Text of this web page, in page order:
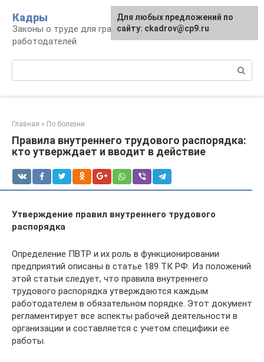
контенту
Кадры
Законы о труде для граждан и
работодателей
Главная » По болезни
Правила внутреннего трудового распорядка:
кто утверждает и вводит в действие
Утверждение правил внутреннего трудового
распорядка
Определение ПВТР и их роль в функционировании
предприятий описаны в статье 189 ТК РФ. Из положений
этой статьи следует, что правила внутреннего
трудового распорядка утверждаются каждым
работодателем в обязательном порядке. Этот документ
регламентирует все аспекты рабочей деятельности в
организации и составляется с учетом специфики ее
работы.
Для любых предложений по
сайту: ckadrov@cp9.ru